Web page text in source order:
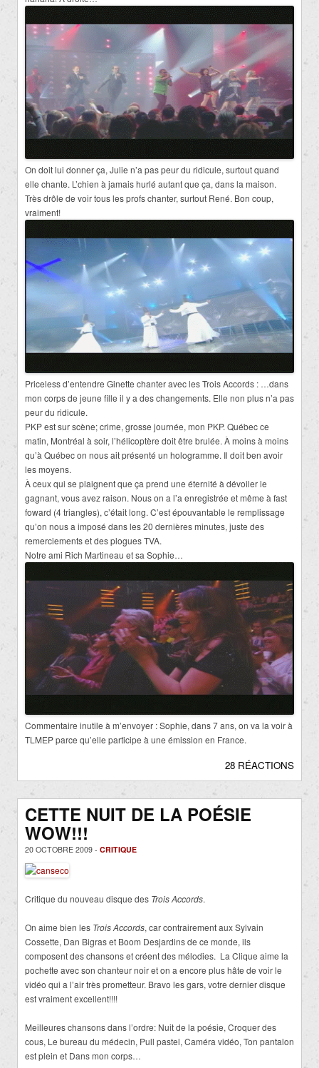
On doit lui donner ça, Julie n’a pas peur du ridicule, surtout quand
elle chante. L’chien à jamais hurlé autant que ça, dans la maison.
Très drôle de voir tous les profs chanter, surtout René. Bon coup,
vraiment!
Priceless d’entendre Ginette chanter avec les Trois Accords : …dans
mon corps de jeune fille il y a des changements. Elle non plus n’a pas
peur du ridicule.
PKP est sur scène; crime, grosse journée, mon PKP. Québec ce
matin, Montréal à soir, l’hélicoptère doit être brulée. À moins à moins
qu’à Québec on nous ait présenté un hologramme. Il doit ben avoir
les moyens.
À ceux qui se plaignent que ça prend une éternité à dévoiler le
gagnant, vous avez raison. Nous on a l’a enregistrée et même à fast
foward (4 triangles), c’était long. C’est épouvantable le remplissage
qu’on nous a imposé dans les 20 dernières minutes, juste des
remerciements et des plogues TVA.
Notre ami Rich Martineau et sa Sophie…
Commentaire inutile à m’envoyer : Sophie, dans 7 ans, on va la voir à
TLMEP parce qu’elle participe à une émission en France.
28 RÉACTIONS
CETTE NUIT DE LA POÉSIE
WOW!!!
20 OCTOBRE 2009 - CRITIQUE
Critique du nouveau disque des Trois Accords.
On aime bien les Trois Accords, car contrairement aux Sylvain
Cossette, Dan Bigras et Boom Desjardins de ce monde, ils
composent des chansons et créent des mélodies. La Clique aime la
pochette avec son chanteur noir et on a encore plus hâte de voir le
vidéo qui a l’air très prometteur. Bravo les gars, votre dernier disque
est vraiment excellent!!!!
Meilleures chansons dans l’ordre: Nuit de la poésie, Croquer des
cous, Le bureau du médecin, Pull pastel, Caméra vidéo, Ton pantalon
est plein et Dans mon corps…